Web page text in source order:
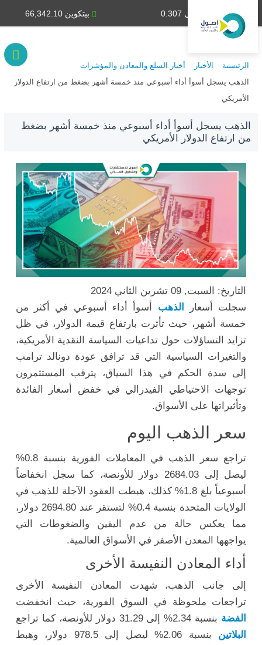
بيتكوين 66,342.10 دينار كويتي 0.307
الرئيسية الأخبار
أخبار السلع والمعادن والمؤشرات
الذهب يسجل أسوأ أداء أسبوعي منذ خمسة أشهر بضغط من ارتفاع الدولار
الأمريكي
الذهب يسجل أسوأ أداء أسبوعي منذ خمسة أشهر بضغط
من ارتفاع الدولار الأمريكي
التاريخ: السبت, 09 تشرين الثاني 2024
سجلت أسعار
الذهب أسوأ أداء أسبوعي في أكثر من
خمسة أشهر، حيث تأثرت بارتفاع قيمة الدولار، في ظل
تزايد التساؤلات حول تداعيات السياسة النقدية الأمريكية،
والتغيرات السياسية التي قد ترافق عودة دونالد ترامب
إلى سدة الحكم في هذا السياق، يترقب المستثمرون
توجهات الاحتياطي الفيدرالي في خفض أسعار الفائدة
وتأثيراتها على الأسواق.
سعر الذهب اليوم
تراجع سعر الذهب في المعاملات الفورية بنسبة 0.8%
ليصل إلى 2684.03 دولار للأونصة، كما سجل انخفاضاً
أسبوعياً بلغ 1.8% كذلك، هبطت العقود الآجلة للذهب في
الولايات المتحدة بنسبة 0.4% لتستقر عند 2694.80 دولار،
مما يعكس حالة من عدم اليقين والضغوطات التي
يواجهها المعدن الأصفر في الأسواق العالمية.
أداء المعادن النفيسة الأخرى
إلى جانب الذهب، شهدت المعادن النفيسة الأخرى
تراجعات ملحوظة في السوق الفورية، حيث انخفضت
الفضة بنسبة 2.34% إلى 31.29 دولار للأونصة، كما تراجع
البلاتين
بنسبة 2.06% ليصل إلى 978.5 دولار، وهبط